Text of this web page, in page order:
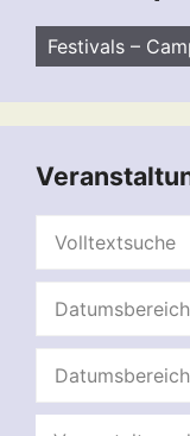
Festivals –